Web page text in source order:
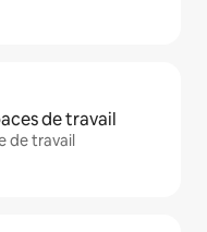
de travail
de travail